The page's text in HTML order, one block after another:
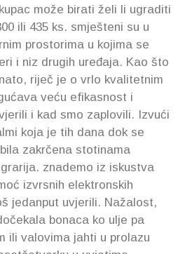
može birati želi li ugraditi
ili 435 ks. smješteni su u
prostorima u kojima se
i niz drugih uređaja. Kao što
riječ je o vrlo kvalitetnim
veću efikasnost i
i kad smo zaplovili. Izvući
koja je tih dana dok se
zakrčena stotinama
znademo iz iskustva
izvrsnih elektronskih
jedanput uvjerili. Nažalost,
bonaca ko ulje pa
ili valovima jahti u prolazu